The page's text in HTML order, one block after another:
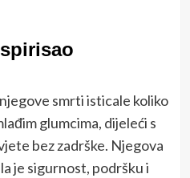
smrti isticale koliko
glumcima, dijeleći s
bez zadrške. Njegova
je sigurnost, podršku i